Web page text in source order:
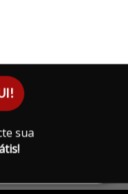
sua
Digital -